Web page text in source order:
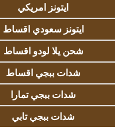
ايتونز امريكي
ايتونز سعودي اقساط
شحن يلا لودو اقساط
شدات ببجي اقساط
شدات ببجي تمارا
شدات ببجي تابي